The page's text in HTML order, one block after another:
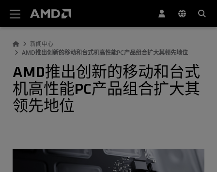
新闻中心
AMD推出创新的移动和台式机高性能PC产品组合扩大其领先地位
AMD推出创新的移动和台式
机高性能PC产品组合扩大其
领先地位